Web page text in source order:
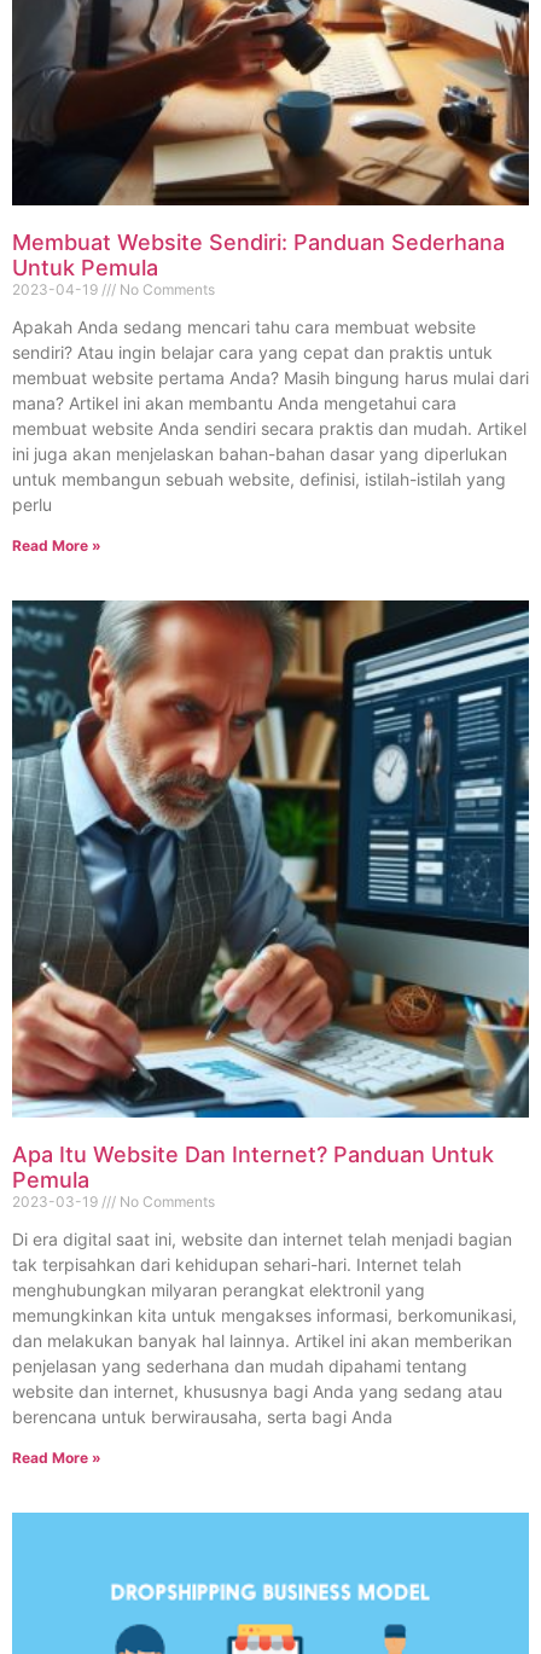
Membuat Website Sendiri: Panduan Sederhana
Untuk Pemula
2023-04-19 No Comments
Apakah Anda sedang mencari tahu cara membuat website
sendiri? Atau ingin belajar cara yang cepat dan praktis untuk
membuat website pertama Anda? Masih bingung harus mulai dari
mana? Artikel ini akan membantu Anda mengetahui cara
membuat website Anda sendiri secara praktis dan mudah. Artikel
ini juga akan menjelaskan bahan-bahan dasar yang diperlukan
untuk membangun sebuah website, definisi, istilah-istilah yang
perlu
Read More »
Apa Itu Website Dan Internet? Panduan Untuk
Pemula
2023-03-19 No Comments
Di era digital saat ini, website dan internet telah menjadi bagian
tak terpisahkan dari kehidupan sehari-hari. Internet telah
menghubungkan milyaran perangkat elektronil yang
memungkinkan kita untuk mengakses informasi, berkomunikasi,
dan melakukan banyak hal lainnya. Artikel ini akan memberikan
penjelasan yang sederhana dan mudah dipahami tentang
website dan internet, khususnya bagi Anda yang sedang atau
berencana untuk berwirausaha, serta bagi Anda
Read More »